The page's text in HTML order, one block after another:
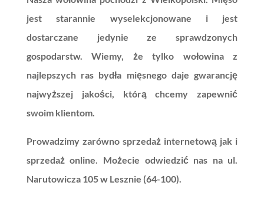
jest starannie wyselekcjonowane i jest
dostarczane jedynie ze sprawdzonych
gospodarstw. Wiemy, że tylko wołowina z
najlepszych ras bydła mięsnego daje gwarancję
najwyższej jakości, którą chcemy zapewnić
swoim klientom.
Prowadzimy zarówno sprzedaż internetową jak i
sprzedaż online. Możecie odwiedzić nas na ul.
Narutowicza 105 w Lesznie (64-100).